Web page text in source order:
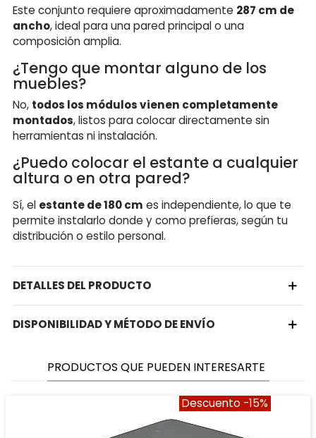
Este conjunto requiere aproximadamente 287 cm de
ancho, ideal para una pared principal o una
composición amplia.
¿Tengo que montar alguno de los
muebles?
No, todos los módulos vienen completamente
montados, listos para colocar directamente sin
herramientas ni instalación.
¿Puedo colocar el estante a cualquier
altura o en otra pared?
Sí, el estante de 180 cm es independiente, lo que te
permite instalarlo donde y como prefieras, según tu
distribución o estilo personal.
DETALLES DEL PRODUCTO
DISPONIBILIDAD Y MÉTODO DE ENVÍO
PRODUCTOS QUE PUEDEN INTERESARTE
Descuento -15%